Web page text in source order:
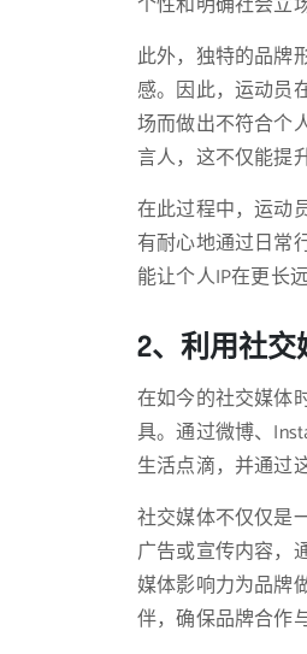
此外，独特的品牌
感。因此，运动员
场而做出不符合个
言人，这不仅能提
在此过程中，运动
有耐心地通过日常
能让个人IP在更长
2、利用社交
在如今的社交媒体
具。通过微博、
生活点滴，并通过
社交媒体不仅仅是
广告或宣传内容，
媒体影响力为品牌
伴，确保品牌合作